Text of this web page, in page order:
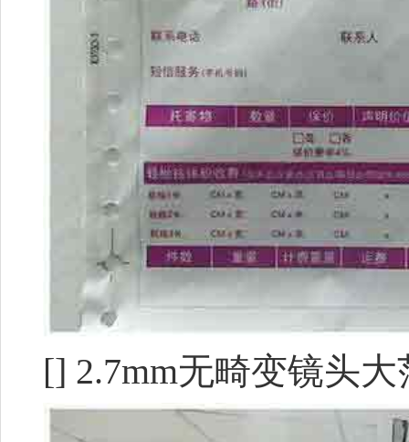
[] 2.7mm无畸变镜头